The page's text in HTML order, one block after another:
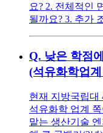
요? 2. 전체적인
될까요? 3. 추가
Q. 낮은 학점
(석유화학업
현재 지방국립대
석유화학 업계
맡는 생산기술